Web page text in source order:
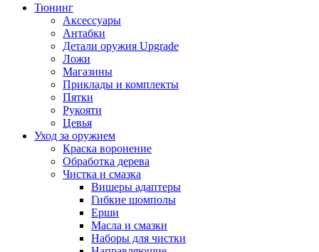
Тюнинг
Аксессуары
Антабки
Детали оружия Upgrade
Ложи
Магазины
Приклады и комплекты
Пятки
Рукояти
Цевья
Уход за оружием
Краска воронение
Обработка дерева
Чистка и смазка
Вишеры адаптеры
Гибкие шомполы
Ерши
Масла и смазки
Наборы для чистки